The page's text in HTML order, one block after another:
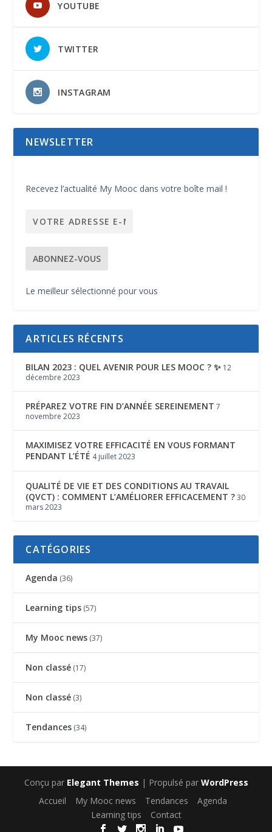
YOUTUBE
TWITTER
INSTAGRAM
NEWSLETTER
Recevez l’actualité My Mooc dans votre boîte mail !
Le meilleur sélectionné pour vous
ARTICLES RÉCENTS
BILAN 2023 : QUEL AVENIR POUR LES MOOC ? ✨ 12
décembre 2023
PRÉPAREZ VOTRE FIN D’ANNÉE SEREINEMENT 7
novembre 2023
MAXIMISEZ VOTRE EFFICACITÉ EN VOUS FORMANT
PENDANT L’ÉTÉ 4 juillet 2023
QUALITÉ DE VIE ET DES CONDITIONS AU TRAVAIL
(QVCT) : COMMENT L’AMÉLIORER EFFICACEMENT ? 30
mars 2023
CATÉGORIES
Agenda (36)
Learning tips (57)
My Mooc news (37)
Non classé (17)
Non classé (3)
Tendances (34)
Conçu par Elegant Themes | Propulsé par WordPress
Accueil
My Mooc news Tendances
Agenda
Learning tips
Contact